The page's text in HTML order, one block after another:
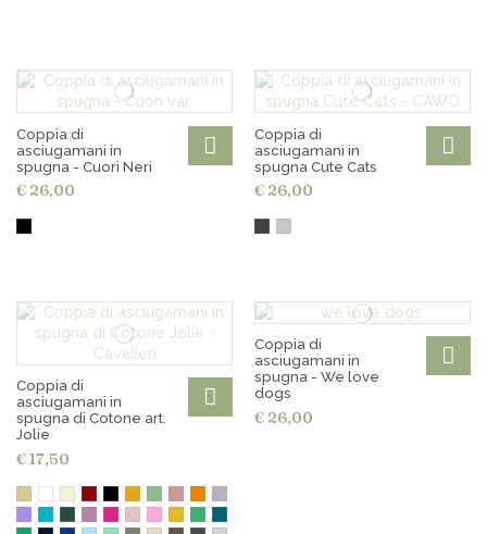
Coppia di
asciugamani in
spugna - Cuori Neri
€ 26,00
Coppia di
asciugamani in
spugna Cute Cats
€ 26,00
Coppia di
asciugamani in
spugna di Cotone art.
Jolie
€ 17,50
Coppia di
asciugamani in
spugna - We love
dogs
€ 26,00